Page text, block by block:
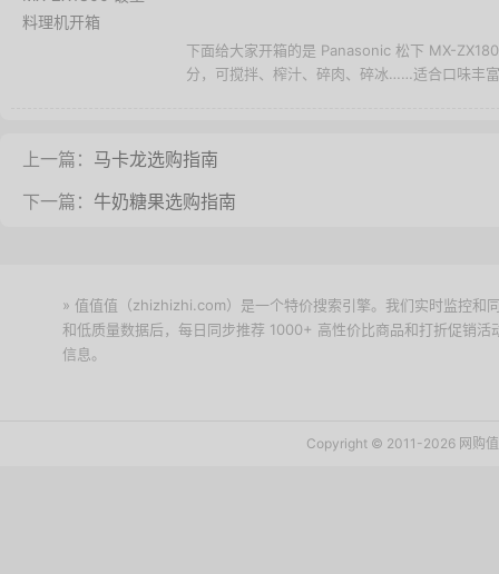
下面给大家开箱的是 Panasonic 松下 MX-
分，可搅拌、榨汁、碎肉、碎冰……适合口味丰
上一篇： 马卡龙选购指南
下一篇： 牛奶糖果选购指南
» 值值值（zhizhizhi.com）是一个特价搜索引擎。我们实时监控和
和低质量数据后，每日同步推荐 1000+ 高性价比商品和打折促销
信息。
Copyright © 2011-2026 网购